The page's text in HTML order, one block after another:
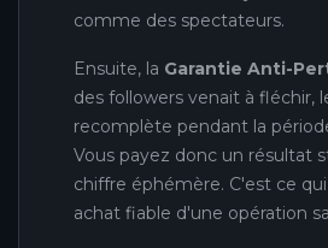
comme des spectateurs.
Ensuite, la Garantie Anti-
des followers venait à fléchir,
recomplète pendant la
Vous payez donc un résultat
chiffre éphémère. C'est ce
achat fiable d'une opération